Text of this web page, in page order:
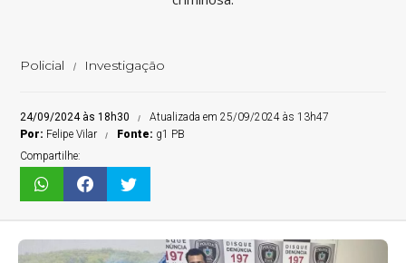
Policial Investigação
24/09/2024 às 18h30
Atualizada em 25/09/2024 às 13h47
Por: Felipe Vilar Fonte: g1 PB
Compartilhe: